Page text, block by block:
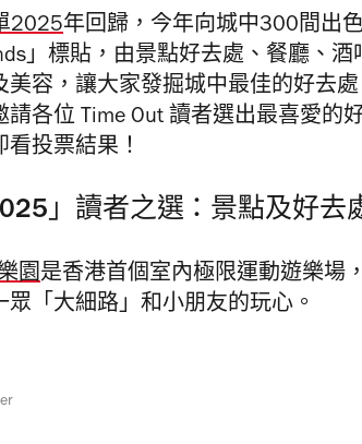
2025年回歸， 今年向城中300間出
」標貼，由景點好去處、餐廳、
美容，讓大家發掘城中最佳的好去
各位 Time Out 讀者選出最喜愛的
投票結果！
」讀者之選： 景點及好去
園是香港首個室內極限運動遊樂場
「大細路」和小朋友的玩心。